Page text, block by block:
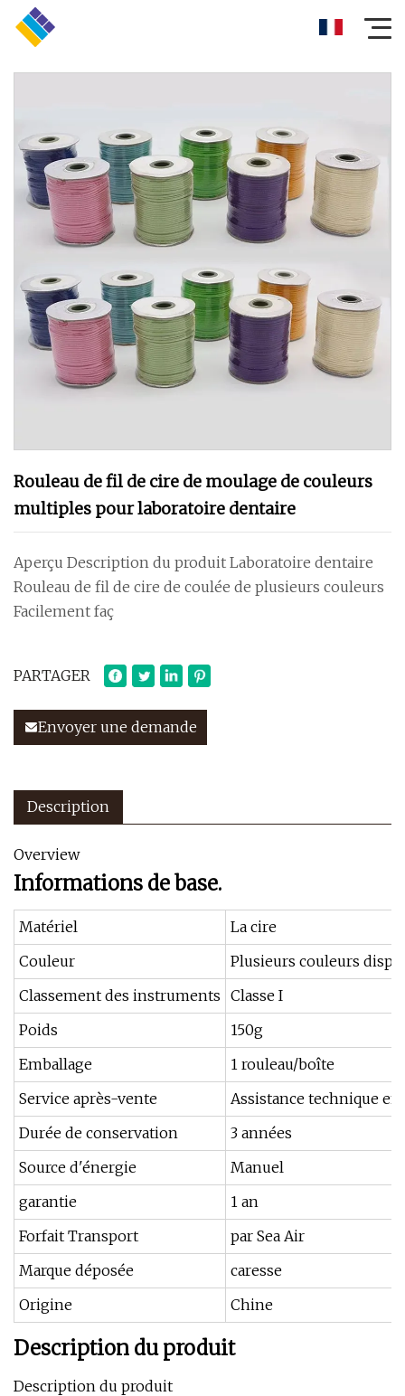
Rouleau de fil de cire de moulage de couleurs
multiples pour laboratoire dentaire
Aperçu Description du produit Laboratoire dentaire
Rouleau de fil de cire de coulée de plusieurs couleurs
Facilement faç
PARTAGER
Envoyer une demande
Description
Overview
Informations de base.
Matériel
La cire
Couleur
Plusieurs couleurs
Classement des instruments Classe I
Poids
150g
Emballage
1 rouleau/boîte
Service après-vente
Assistance technique
Durée de conservation
3 années
Source d'énergie
Manuel
garantie
1 an
Forfait Transport
par Sea Air
Marque déposée
caresse
Origine
Chine
Description du produit
Description du produit